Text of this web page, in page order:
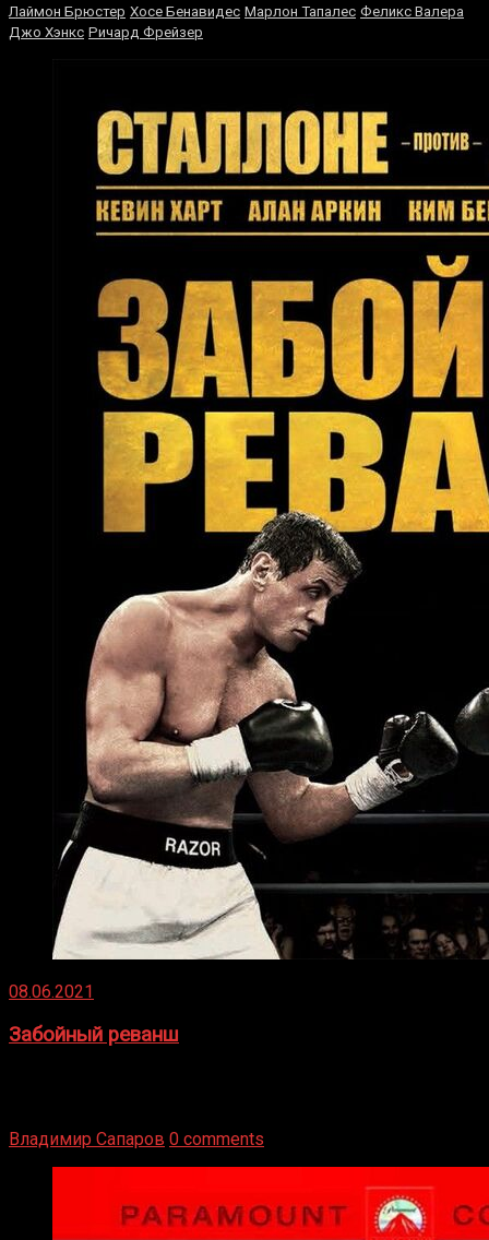
Лаймон Брюстер Хосе Бенавидес Марлон Тапалес Феликс Валера
Джо Хэнкс Ричард Фрейзер
08.06.2021
Забойный реванш
Владимир Сапаров 0 comments